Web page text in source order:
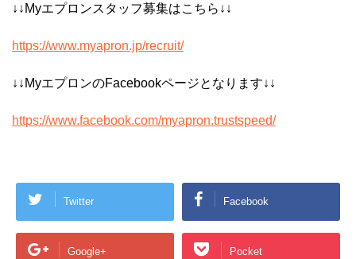
↓↓Myエプロンスタッフ募集はこちら↓↓
https://www.myapron.jp/recruit/
↓↓MyエプロンのFacebookページとなります↓↓
https://www.facebook.com/myapron.trustspeed/
Twitter Facebook
Google+ Pocket